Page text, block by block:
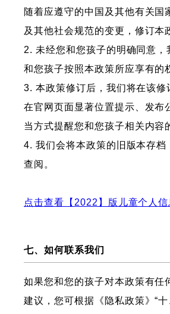
随着应遵守的中国及其他有关国
及其他社会规范的变更，修订本
2. 未经您和您孩子的明确同意，
和您孩子按照本政策所应享有的
3. 本政策修订后，我们将在该修
在官网页面显著位置提示、发布
当方式提醒您和您孩子相关内容
4. 我们会将本政策的旧版本存档
查阅。
点击查看【2022】版儿童个人
七、如何联系我们
如果您和您的孩子对本政策有任
建议，您可根据《隐私政策》“十